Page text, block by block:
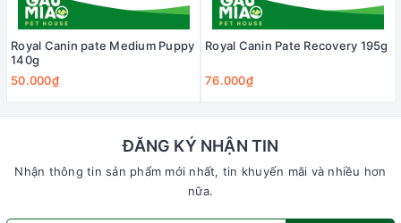
Royal Canin pate Medium Puppy
140g
50.000₫
Royal Canin Pate Recovery 195g
76.000₫
ĐĂNG KÝ NHẬN TIN
Nhận thông tin sản phẩm mới nhất, tin khuyến mãi và nhiều hơn
nữa.